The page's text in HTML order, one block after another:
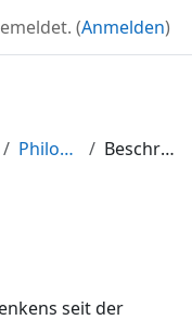
(Anmelden)
Philosophie Beschreibung
seit der